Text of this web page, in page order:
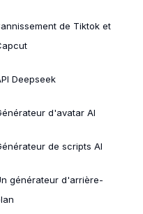
de Tiktok et
Deepseek
d'avatar AI
de scripts AI
générateur d'arrière-